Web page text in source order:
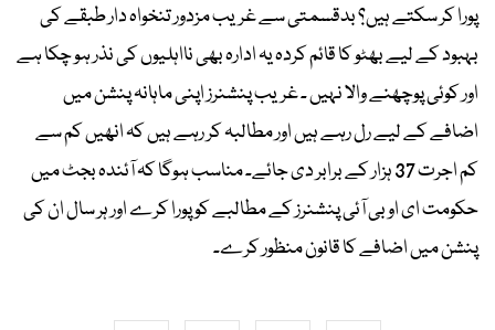
پورا کر سکتے ہیں؟ بدقسمتی سے غریب مزدور تنخواہ دار طبقے کی
بہبود کے لیے بھٹو کا قائم کردہ یہ ادارہ بھی نااہلیوں کی نذر ہو چکا ہے
اور کوئی پوچھنے والا نہیں ۔ غریب پنشنرز اپنی ماہانہ پنشن میں
اضافے کے لیے رل رہے ہیں اور مطالبہ کر رہے ہیں کہ انھیں کم سے
کم اجرت 37 ہزار کے برابر دی جائے۔ مناسب ہوگا کہ آئندہ بجٹ میں
حکومت ای او بی آئی پنشنرز کے مطالبے کو پورا کرے اور ہر سال ان کی
پنشن میں اضافے کا قانون منظور کرے۔